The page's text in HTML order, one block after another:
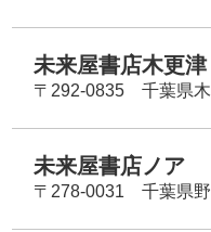
未来屋書店木更津
〒292-0835 千葉県
未来屋書店ノア
〒278-0031 千葉県